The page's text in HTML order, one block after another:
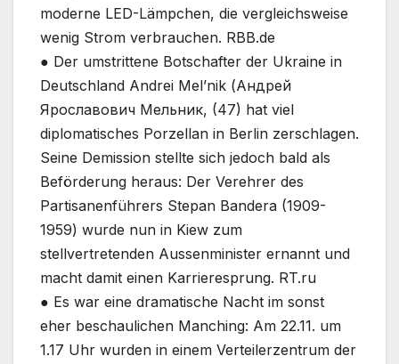
moderne LED-Lämpchen, die vergleichsweise
wenig Strom verbrauchen. RBB.de
● Der umstrittene Botschafter der Ukraine in
Deutschland Andrei Mel’nik (Андрей
Ярославович Мельник, (47) hat viel
diplomatisches Porzellan in Berlin zerschlagen.
Seine Demission stellte sich jedoch bald als
Beförderung heraus: Der Verehrer des
Partisanenführers Stepan Bandera (1909-
1959) wurde nun in Kiew zum
stellvertretenden Aussenminister ernannt und
macht damit einen Karrieresprung. RT.ru
● Es war eine dramatische Nacht im sonst
eher beschaulichen Manching: Am 22.11. um
1.17 Uhr wurden in einem Verteilerzentrum der